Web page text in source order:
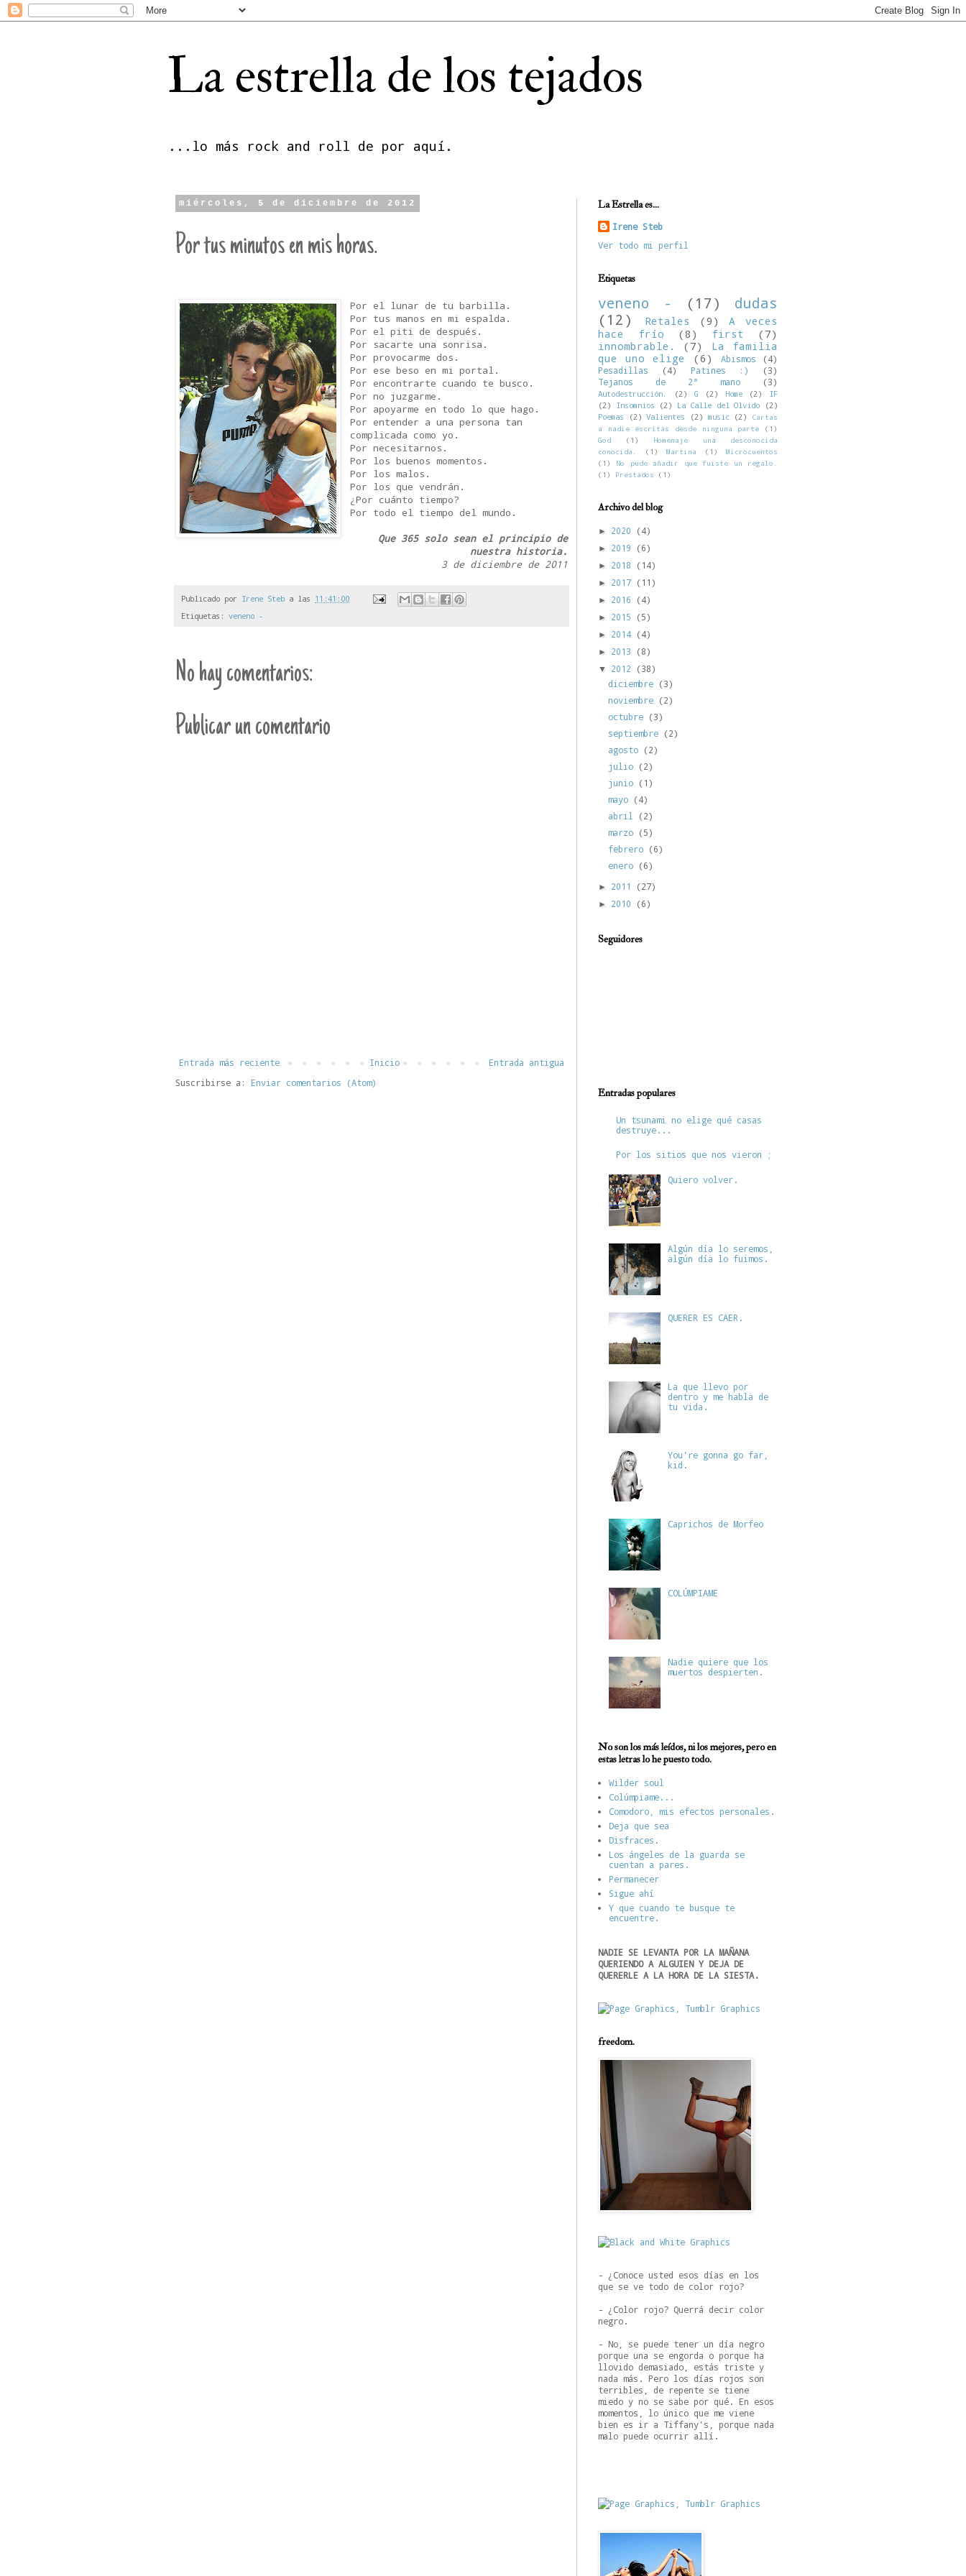
La estrella de los tejados
...lo más rock and roll de por aquí.
miércoles, 5 de diciembre de 2012
Por tus minutos en mis horas.
Por el lunar de tu barbilla.
Por tus manos en mi espalda.
Por el piti de después.
Por sacarte una sonrisa.
Por provocarme dos.
Por ese beso en mi portal.
Por encontrarte cuando te busco.
Por no juzgarme.
Por apoyarme en todo lo que hago.
Por entender a una persona tan
complicada como yo.
Por necesitarnos.
Por los buenos momentos.
Por los malos.
Por los que vendrán.
¿Por cuánto tiempo?
Por todo el tiempo del mundo.
Que 365 solo sean el principio de
nuestra historia.
3 de diciembre de 2011
Publicado por Irene Steb a las 11:41:00
Etiquetas: veneno -
No hay comentarios:
Publicar un comentario
Entrada más reciente Entrada antigua
Inicio
Suscribirse a: Enviar comentarios (Atom)
La Estrella es...
Irene Steb
Ver todo mi perfil
Etiquetas
veneno - (17)
dudas
(12)
Retales (9)
A veces
hace frío
(8) first
(7)
innombrable.
(7)
La familia
que uno elige
(6) Abismos
(4)
Pesadillas
(4) Patines :)
(3)
Tejanos de 2ª mano
(3)
Autodestrucción. (2) G (2) Home (2)
IF
(2)
Insomnios (2) La Calle del Olvido
(2)
Poemas
(2) Valientes (2) music (2)
Cartas
a nadie escritas desde ninguna parte
(1)
God
(1)
Homenaje una desconocida
conocida.
(1) Martina (1)
Microcuentos
(1)
No pude añadir que fuiste un regalo.
(1)
Prestados (1)
Archivo del blog
► 2020 (4)
► 2019 (6)
► 2018 (14)
► 2017 (11)
► 2016 (4)
► 2015 (5)
► 2014 (4)
► 2013 (8)
▼ 2012
(38)
diciembre (3)
noviembre (2)
octubre (3)
septiembre (2)
agosto (2)
julio (2)
junio (1)
mayo (4)
abril
(2)
marzo (5)
febrero (6)
enero (6)
► 2011 (27)
► 2010 (6)
Seguidores
Entradas populares
Un tsunami no elige qué casas
destruye...
Por los sitios que nos vieron ;
Quiero volver.
Algún día lo seremos,
algún día lo fuimos.
QUERER ES CAER.
La que llevo por
dentro y me habla de
tu vida.
You're gonna go far,
kid.
Caprichos de Morfeo
COLÚMPIAME
Nadie quiere que los
muertos despierten.
No son los más leídos, ni los mejores, pero en
estas letras lo he puesto todo.
Wilder soul
Colúmpiame...
Comodoro, mis efectos personales.
Deja que sea
Disfraces.
Los ángeles de la guarda se
cuentan a pares.
Permanecer
Sigue ahí
Y que cuando te busque te
encuentre.
NADIE SE LEVANTA POR LA MAÑANA
QUERIENDO A ALGUIEN Y DEJA DE
QUERERLE A LA HORA DE LA SIESTA.
freedom.
- ¿Conoce usted esos días en los
que se ve todo de color rojo?
- ¿Color rojo? Querrá decir color
negro.
- No, se puede tener un día negro
porque una se engorda o porque ha
llovido demasiado, estás triste y
nada más. Pero los días rojos son
terribles, de repente se tiene
miedo y no se sabe por qué. En esos
momentos, lo único que me viene
bien es ir a Tiffany's, porque nada
malo puede ocurrir allí.